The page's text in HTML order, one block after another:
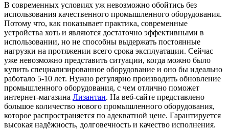
В современных условиях уж невозможно обойтись без
использования качественного промышленного оборудования.
Потому что, как показывает практика, современные
устройства хоть и являются достаточно эффективными в
использовании, но не способны выдержать постоянные
нагрузки на протяжении всего срока эксплуатации. Сейчас
уже невозможно представить ситуации, когда можно было
купить специализированное оборудование и оно бы идеально
работало 5-10 лет. Нужно регулярно производить обновление
промышленного оборудования, с чем отлично поможет
интернет-магазина Лизантан. На веб-сайте представлено
большое количество нового промышленного оборудования,
которое распространяется по адекватной цене. Гарантируется
высокая надёжность, долговечность и качество исполнения.